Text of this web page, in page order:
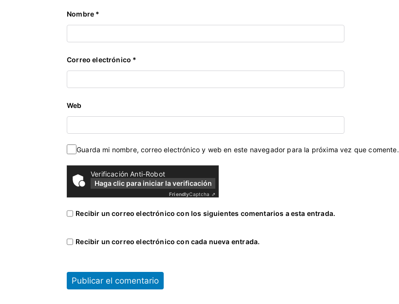
a
o
i
t
u
ó
n
Nombre *
Correo electrónico *
Web
Guarda mi nombre, correo electrónico y web en este navegador para la próxima vez que comente.
Verificación Anti-Robot
Haga clic para iniciar la verificación
FriendlyCaptcha ⇗
Recibir un correo electrónico con los siguientes comentarios a esta entrada.
Recibir un correo electrónico con cada nueva entrada.